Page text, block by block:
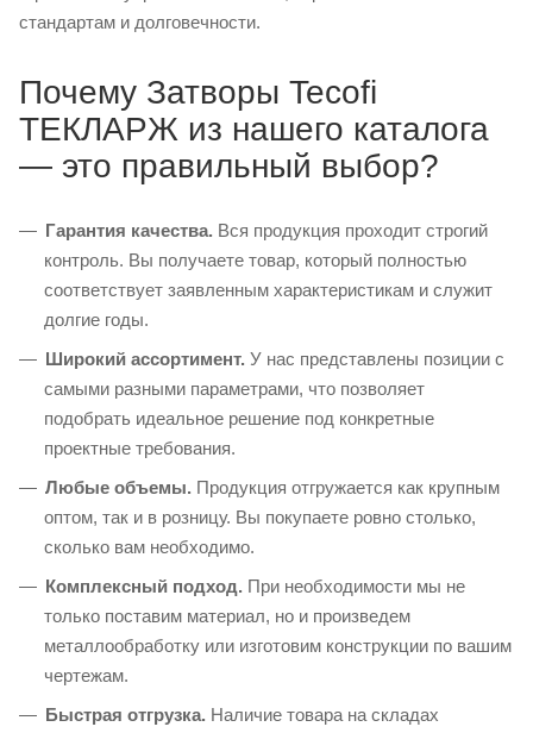
стандартам и долговечности.
Почему Затворы Tecofi
ТЕКЛАРЖ из нашего каталога
— это правильный выбор?
Гарантия качества. Вся продукция проходит строгий
контроль. Вы получаете товар, который полностью
соответствует заявленным характеристикам и служит
долгие годы.
Широкий ассортимент. У нас представлены позиции с
самыми разными параметрами, что позволяет
подобрать идеальное решение под конкретные
проектные требования.
Любые объемы. Продукция отгружается как крупным
оптом, так и в розницу. Вы покупаете ровно столько,
сколько вам необходимо.
Комплексный подход. При необходимости мы не
только поставим материал, но и произведем
металлообработку или изготовим конструкции по вашим
чертежам.
Быстрая отгрузка. Наличие товара на складах